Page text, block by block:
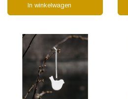
In winkelwagen